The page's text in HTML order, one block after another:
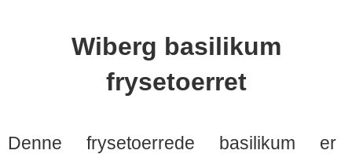
Wiberg basilikum
frysetoerret
Denne frysetoerrede basilikum er